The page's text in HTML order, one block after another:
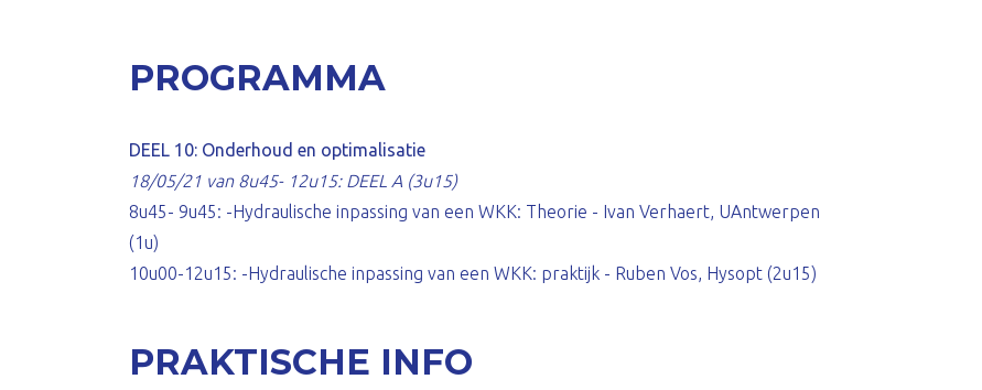
PROGRAMMA
DEEL 10: Onderhoud en optimalisatie
18/05/21 van 8u45- 12u15: DEEL A (3u15)
8u45- 9u45: -Hydraulische inpassing van een WKK: Theorie - Ivan Verhaert, UAntwerpen
(1u)
10u00-12u15: -Hydraulische inpassing van een WKK: praktijk - Ruben Vos, Hysopt (2u15)
PRAKTISCHE INFO